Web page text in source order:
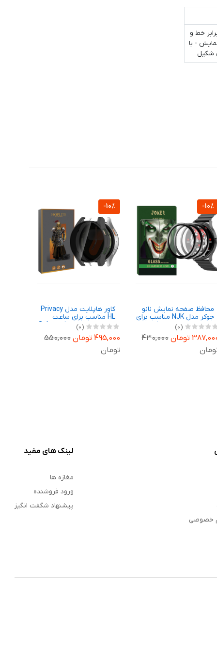
خط و
- با
-10%
محافظ صفحه نمایش نانو
جوکر مدل NJK مناسب برای
ساعت هوشمند شیائومی
Imiki TG1 بسته سه عددی
(0)
تومان
430,000
-10%
کاور هاپلایت مدل Privacy
HL مناسب برای ساعت
هوشمند سامسونگ Galaxy
Watch 7 44mm
(0)
495,000 تومان
550,000
تومان
خصوصی
لینک های مفید
مغازه ها
ورود فروشنده
پیشنهاد شگفت انگیز